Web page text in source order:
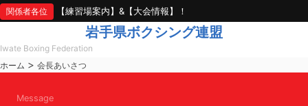
関係者各位 【練習場案内】&【大会情報】！
岩手県ボクシング連盟
Iwate Boxing Federation
ホーム > 会長あいさつ
Message